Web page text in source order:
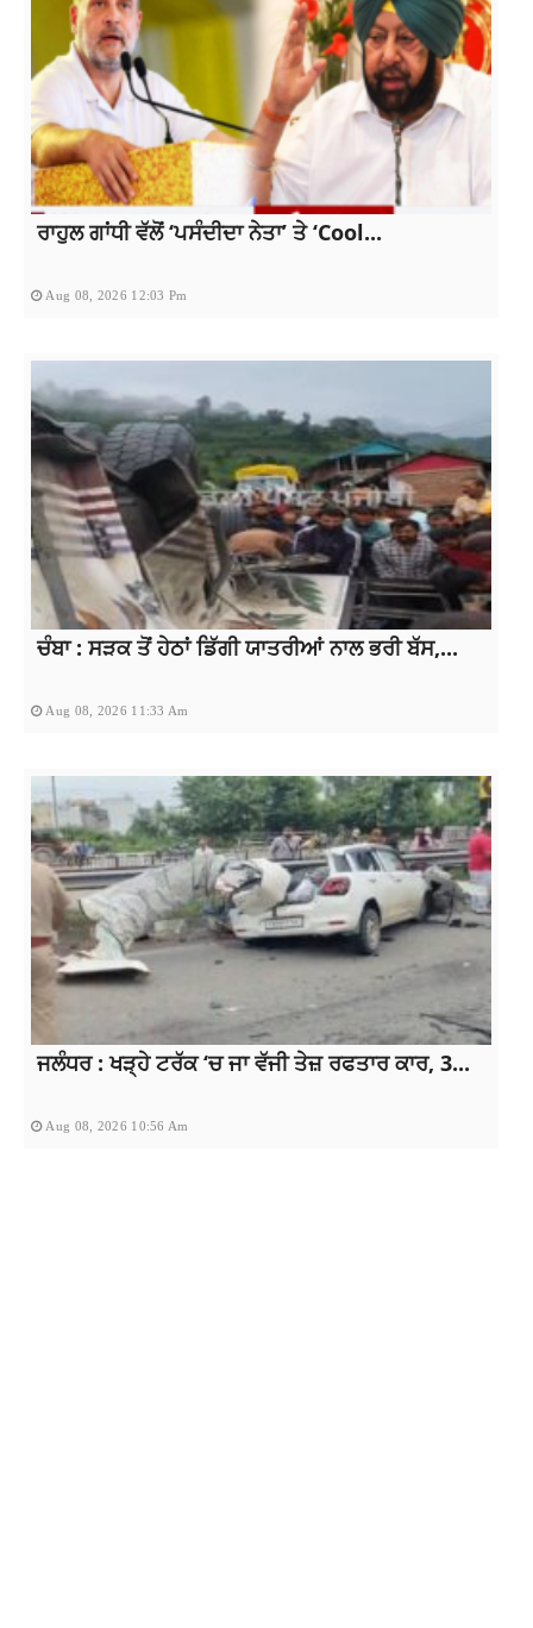
ਰਾਹੁਲ ਗਾਂਧੀ ਵੱਲੋਂ ‘ਪਸੰਦੀਦਾ ਨੇਤਾ’ ਤੇ ‘Cool...
Aug 08, 2026 12:03 Pm
ਚੰਬਾ : ਸੜਕ ਤੋਂ ਹੇਠਾਂ ਡਿੱਗੀ ਯਾਤਰੀਆਂ ਨਾਲ ਭਰੀ ਬੱਸ,...
Aug 08, 2026 11:33 Am
ਜਲੰਧਰ : ਖੜ੍ਹੇ ਟਰੱਕ ‘ਚ ਜਾ ਵੱਜੀ ਤੇਜ਼ ਰਫਤਾਰ ਕਾਰ, 3...
Aug 08, 2026 10:56 Am